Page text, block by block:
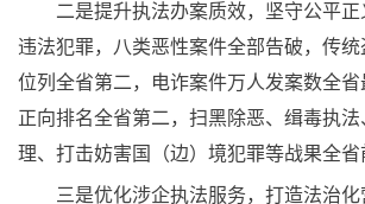
二是提升执法办案质效，坚守公平正
违法犯罪，八类恶性案件全部告破，传
位列全省第二，电诈案件万人发案数全
正向排名全省第二，扫黑除恶、缉毒执
理、打击妨害国（边）境犯罪等战果全省
三是优化涉企执法服务，打造法治化